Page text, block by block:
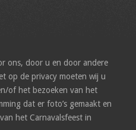
ons, door u en door andere
op de privacy moeten wij u
of het bezoeken van het
dat er foto’s gemaakt en
het Carnavalsfeest in